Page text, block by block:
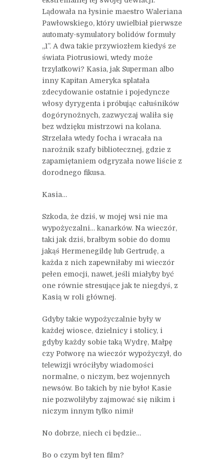
Lądowała na łysinie maestro Waleriana
Pawłowskiego, który uwielbiał pierwsze
automaty-symulatory bolidów formuły
„1”. A dwa takie przywiozłem kiedyś ze
świata Piotrusiowi, wtedy może
trzylatkowi? Kasia, jak Superman albo
inny Kapitan Ameryka splatała
zdecydowanie ostatnie i pojedyncze
włosy dyrygenta i próbując całuśników
dogórynożnych, zazwyczaj waliła się
bez wdzięku mistrzowi na kolana.
Strzelała wtedy focha i wracała na
narożnik szafy bibliotecznej, gdzie z
zapamiętaniem odgryzała nowe liście z
dorodnego fikusa.
Kasia…
Szkoda, że dziś, w mojej wsi nie ma
wypożyczalni… kanarków. Na wieczór,
taki jak dziś, brałbym sobie do domu
jakąś Hermenegildę lub Gertrudę, a
każda z nich zapewniłaby mi wieczór
pełen emocji, nawet, jeśli miałyby być
one równie stresujące jak te niegdyś, z
Kasią w roli głównej.
Gdyby takie wypożyczalnie były w
każdej wiosce, dzielnicy i stolicy, i
gdyby każdy sobie taką Wydrę, Małpę
czy Potworę na wieczór wypożyczył, do
telewizji wróciłyby wiadomości
normalne, o niczym, bez wojennych
newsów. Bo takich by nie było! Kasie
nie pozwoliłyby zajmować się nikim i
niczym innym tylko nimi!
No dobrze, niech ci będzie…
Bo o czym był ten film?